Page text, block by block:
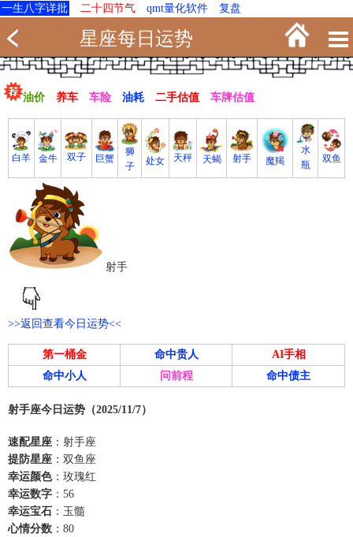
一生八字详批 二十四节气 qmt量化软件 复盘
星座每日运势
油价 养车 车险 油耗 二手估值 车牌估值
白羊 金牛 双子 巨蟹
狮
子
处女 天秤 天蝎 射手 魔羯
水
瓶
双鱼
射手
>>返回查看今日运势<<
第一桶金 命中贵人
AI手相
命中小人
问前程 命中债主
射手座今日运势（2025/11/7）
速配星座 ：射手座
提防星座 ：双鱼座
幸运颜色：玫瑰红
幸运数字 ：56
幸运宝石 ：玉髓
心情分数 ：80